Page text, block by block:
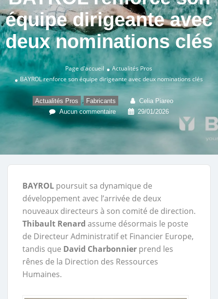
équipe dirigeante avec
deux nominations clés
Page d'accueil
Actualités Pros
BAYROL renforce son équipe dirigeante avec deux nominations clés
Actualités Pros , Fabricants Celia Piareo
Aucun commentaire 29/01/2026
BAYROL poursuit sa dynamique de
développement avec l’arrivée de deux
nouveaux directeurs à son comité de direction.
Thibault Renard assume désormais le poste
de Directeur Administratif et Financier Europe,
tandis que David Charbonnier prend les
rênes de la Direction des Ressources
Humaines.